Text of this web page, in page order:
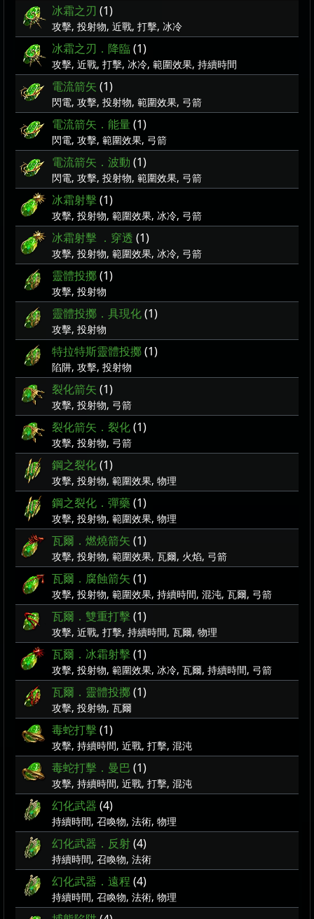
冰霜之刃 (1)
攻擊, 投射物, 近戰, 打擊, 冰冷
冰霜之刃．降臨(1)
攻擊, 近戰, 打擊, 冰冷, 範圍效果, 持續時間
電流箭矢 (1)
閃電, 攻擊, 投射物, 範圍效果, 弓箭
電流箭矢．能量(1)
閃電, 攻擊, 範圍效果, 弓箭
電流箭矢．波動 (1)
閃電, 攻擊, 投射物, 範圍效果, 弓箭
冰霜射擊(1)
攻擊, 投射物, 範圍效果, 冰冷, 弓箭
冰霜射擊 ．穿透 (1)
攻擊, 投射物, 範圍效果, 冰冷, 弓箭
靈體投擲(1)
攻擊, 投射物
靈體投擲．具現化(1)
攻擊, 投射物
特拉特斯靈體投擲(1)
陷阱, 攻擊, 投射物
裂化箭矢 (1)
攻擊, 投射物, 弓箭
裂化箭矢．裂化(1)
攻擊, 投射物, 弓箭
鋼之裂化(1)
攻擊, 投射物, 範圍效果, 物理
鋼之裂化．彈藥(1)
攻擊, 投射物, 範圍效果, 物理
瓦爾．燃燒箭矢 (1)
攻擊, 投射物, 範圍效果, 瓦爾, 火焰, 弓箭
瓦爾．腐蝕箭矢 (1)
攻擊, 投射物, 範圍效果, 持續時間, 混沌, 瓦爾, 弓箭
瓦爾．雙重打擊(1)
攻擊, 近戰, 打擊, 持續時間, 瓦爾, 物理
瓦爾．冰霜射擊(1)
攻擊, 投射物, 範圍效果, 冰冷, 瓦爾, 持續時間, 弓箭
瓦爾．靈體投擲(1)
攻擊, 投射物, 瓦爾
毒蛇打擊(1)
攻擊, 持續時間, 近戰, 打擊, 混沌
毒蛇打擊．曼巴 (1)
攻擊, 持續時間, 近戰, 打擊, 混沌
幻化武器 (4)
持續時間, 召喚物, 法術, 物理
幻化武器．反射(4)
持續時間, 召喚物, 法術
幻化武器．遠程 (4)
持續時間, 召喚物, 法術, 物理